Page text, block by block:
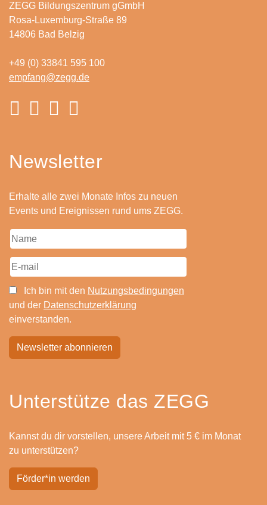
ZEGG Bildungszentrum gGmbH
Rosa-Luxemburg-Straße 89
14806 Bad Belzig
+49 (0) 33841 595 100
empfang@zegg.de
Newsletter
Erhalte alle zwei Monate Infos zu neuen
Events und Ereignissen rund ums ZEGG.
Ich bin mit den Nutzungsbedingungen
und der Datenschutzerklärung
einverstanden.
Unterstütze das ZEGG
Kannst du dir vorstellen, unsere Arbeit mit 5 € im Monat
zu unterstützen?
Förder*in werden